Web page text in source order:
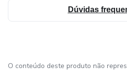
Dúvidas
O conteúdo deste produto não